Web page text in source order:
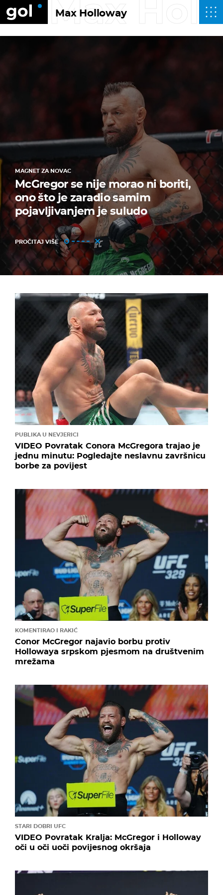
Max Holloway
Max
MAGNET ZA NOVAC
McGregor se nije morao ni boriti,
ono što je zaradio samim
pojavljivanjem je suludo
PROČITAJ VIŠE
PUBLIKA U NEVJERICI
VIDEO Povratak Conora McGregora trajao je
jednu minutu: Pogledajte neslavnu završnicu
borbe za povijest
KOMENTIRAO I RAKIĆ
Conor McGregor najavio borbu protiv
Hollowaya srpskom pjesmom na društvenim
mrežama
STARI DOBRI UFC
VIDEO Povratak Kralja: McGregor i Holloway
oči u oči uoči povijesnog okršaja